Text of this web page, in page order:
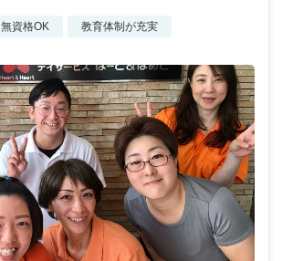
無資格OK 教育体制が充実